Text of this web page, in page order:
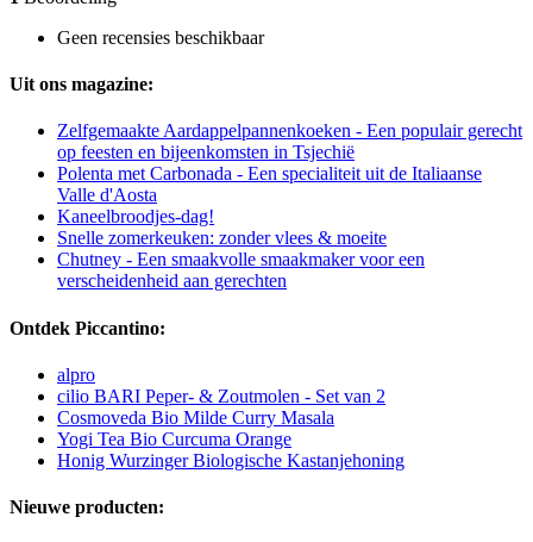
Geen recensies beschikbaar
Uit ons magazine:
Zelfgemaakte Aardappelpannenkoeken - Een populair gerecht
op feesten en bijeenkomsten in Tsjechië
Polenta met Carbonada - Een specialiteit uit de Italiaanse
Valle d'Aosta
Kaneelbroodjes-dag!
Snelle zomerkeuken: zonder vlees & moeite
Chutney - Een smaakvolle smaakmaker voor een
verscheidenheid aan gerechten
Ontdek Piccantino:
alpro
cilio BARI Peper- & Zoutmolen - Set van 2
Cosmoveda Bio Milde Curry Masala
Yogi Tea Bio Curcuma Orange
Honig Wurzinger Biologische Kastanjehoning
Nieuwe producten: